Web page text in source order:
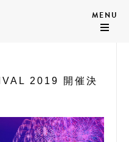
2019 開催決